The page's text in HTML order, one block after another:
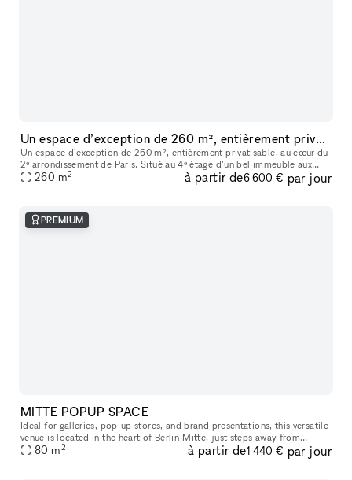
Un espace d’exception de 260 m², entièrement privatisable, au cœur du 2ᵉ arrondissement de Paris
Un espace d’exception de 260 m², entièrement privatisable, au cœur du
2ᵉ arrondissement de Paris. Situé au 4ᵉ étage d’un bel immeuble aux
grandes huisseries, ce nouvel espace entièrement vitré est ba
260 m2 à partir de6 600 € par jour
PREMIUM
MITTE POPUP SPACE
Ideal for galleries, pop-up stores, and brand presentations, this versatile
venue is located in the heart of Berlin-Mitte, just steps away from
Hackescher Markt and the renowned Torstrasse area. The
80 m2 à partir de1 440 € par jour